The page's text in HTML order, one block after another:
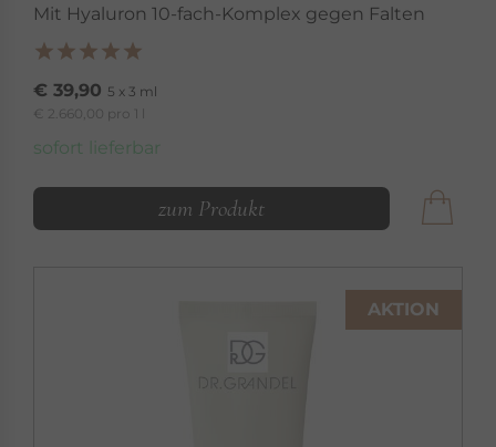
Mit Hyaluron 10-fach-Komplex gegen Falten
€ 39,90 5 x 3 ml
€ 2.660,00 pro 1 l
sofort lieferbar
zum Produkt
AKTION